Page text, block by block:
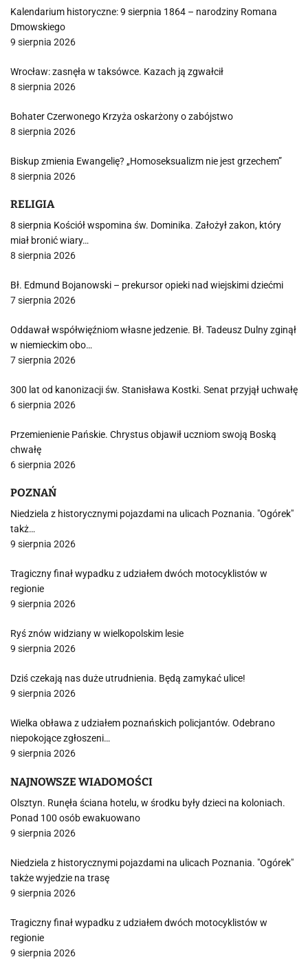
Kalendarium historyczne: 9 sierpnia 1864 – narodziny Romana
Dmowskiego
9 sierpnia 2026
Wrocław: zasnęła w taksówce. Kazach ją zgwałcił
8 sierpnia 2026
Bohater Czerwonego Krzyża oskarżony o zabójstwo
8 sierpnia 2026
Biskup zmienia Ewangelię? „Homoseksualizm nie jest grzechem”
8 sierpnia 2026
RELIGIA
8 sierpnia Kościół wspomina św. Dominika. Założył zakon, który
miał bronić wiary…
8 sierpnia 2026
Bł. Edmund Bojanowski – prekursor opieki nad wiejskimi dziećmi
7 sierpnia 2026
Oddawał współwięźniom własne jedzenie. Bł. Tadeusz Dulny zginął
w niemieckim obo…
7 sierpnia 2026
300 lat od kanonizacji św. Stanisława Kostki. Senat przyjął uchwałę
6 sierpnia 2026
Przemienienie Pańskie. Chrystus objawił uczniom swoją Boską
chwałę
6 sierpnia 2026
POZNAŃ
Niedziela z historycznymi pojazdami na ulicach Poznania. "Ogórek"
takż…
9 sierpnia 2026
Tragiczny finał wypadku z udziałem dwóch motocyklistów w
regionie
9 sierpnia 2026
Ryś znów widziany w wielkopolskim lesie
9 sierpnia 2026
Dziś czekają nas duże utrudnienia. Będą zamykać ulice!
9 sierpnia 2026
Wielka obława z udziałem poznańskich policjantów. Odebrano
niepokojące zgłoszeni…
9 sierpnia 2026
NAJNOWSZE WIADOMOŚCI
Olsztyn. Runęła ściana hotelu, w środku były dzieci na koloniach.
Ponad 100 osób ewakuowano
9 sierpnia 2026
Niedziela z historycznymi pojazdami na ulicach Poznania. "Ogórek"
także wyjedzie na trasę
9 sierpnia 2026
Tragiczny finał wypadku z udziałem dwóch motocyklistów w
regionie
9 sierpnia 2026